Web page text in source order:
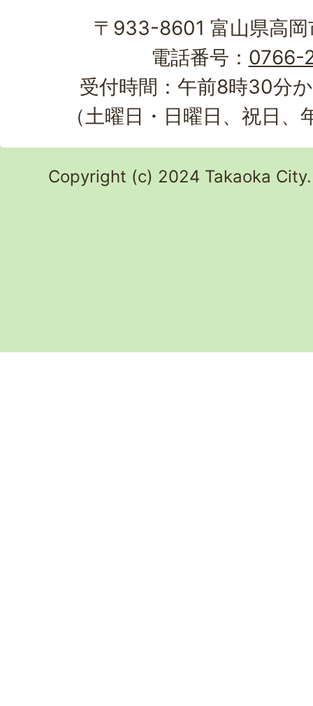
〒933-8601 富山県高
電話番号： 0766-
受付時間：午前8時30分
（土曜日・日曜日、祝日
Copyright (c) 2024 Takaoka